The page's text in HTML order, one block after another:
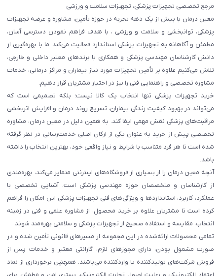
مرجع تخصصی تجهیزات پزشکی، تجهیزات سلامت و ورزشی
معین درمان با بیش از یک دهه تجربه در حوزه تأمین، مشاوره و عرضه تجهیزات
پزشکی، توانبخشی و سلامت و ورزشی ، با هدف فراهم نمودن دسترسی آسان،
مطمئن و آگاهانه به تجهیزات پزشکی استاندارد فعالیت می‌کند. ما با بهره‌گیری از
دانش کارشناسان مهندسی پزشکی و همکاری با برندهای معتبر داخلی و خارجی،
تلاش می‌کنیم علاوه بر تأمین تجهیزات مورد نیاز بیماران و مراکز درمانی، خدمات
مشاوره تخصصی و راهنمایی فنی را نیز در اختیار مشتریان قرار دهیم.
خرید تجهیزات پزشکی تنها انتخاب یک کالا نیست؛ بلکه تصمیمی است که
می‌تواند در بهبود کیفیت زندگی بیماران، تسریع روند درمان و افزایش اثربخشی
مراقبت‌های پزشکی نقش مهمی ایفا کند. به همین دلیل در معین درمان، مشاوره
تخصصی پیش از خرید به عنوان یکی از ارکان اصلی خدمت‌رسانی در نظر گرفته
شده است تا هر فرد متناسب با شرایط و نیاز واقعی خود، بهترین انتخاب را داشته
باشد.
آنچه معین درمان را از بسیاری از فروشگاه‌های اینترنتی متمایز می‌کند، بهره‌مندی
از کارشناسان و متخصصان حوزه مهندسی پزشکی است. آشنایی تخصصی با
عملکرد، کاربرد، استانداردها و ویژگی‌های فنی تجهیزات پزشکی این امکان را فراهم
کرده است تا مشتریان علاوه بر خرید محصول، از مشاوره علمی و فنی در زمینه
انتخاب، مقایسه و استفاده صحیح از تجهیزات پزشکی و سلامتی بهره‌مند شوند.
تمامی محصولات ارائه‌شده در این مجموعه از مسیرهای قانونی تأمین شده و در
صورت مشمول بودن، دارای مجوزهای لازم، گارانتی معتبر و خدمات پس از
فروش شرکت‌های تولیدکننده یا واردکننده می‌باشند. همچنین برخورداری از نماد